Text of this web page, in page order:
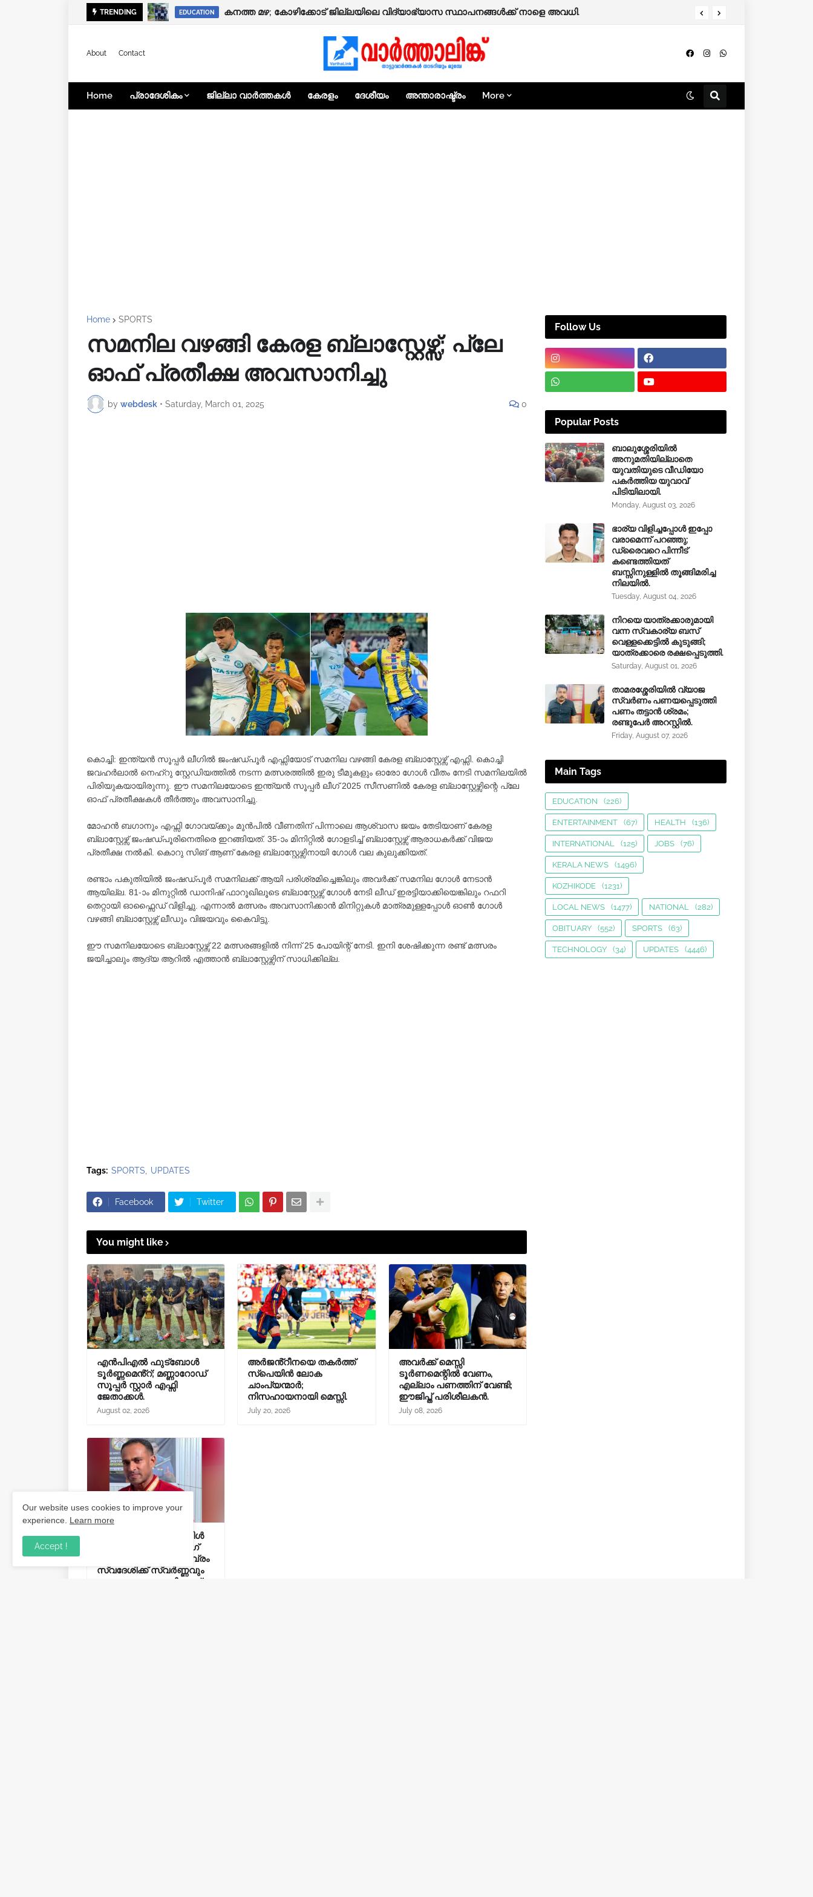
TRENDING EDUCATION കനത്ത മഴ; കോഴിക്കോട് ജില്ലയിലെ വിദ്യാഭ്യാസ സ്ഥാപനങ്ങൾക്ക് നാളെ അവധി.
About Contact
Home പ്രാദേശികം ജില്ലാ വാർത്തകൾ കേരളം ദേശീയം അന്താരാഷ്ട്രം More
Home SPORTS
സമനില വഴങ്ങി കേരള ബ്ലാസ്റ്റേഴ്സ്; പ്ലേ
ഓഫ് പ്രതീക്ഷ അവസാനിച്ചു
by webdesk • Saturday, March 01, 2025 0
കൊച്ചി: ഇന്ത്യൻ സൂപ്പർ‌ ലീ​ഗിൽ ജംഷഡ്പൂർ എഫ്സിയോട് സമനില വഴങ്ങി കേരള ബ്ലാസ്റ്റേഴ്സ് എഫ്സി. കൊച്ചി
ജവഹർലാൽ നെഹ്റു സ്റ്റേഡിയത്തിൽ നടന്ന മത്സരത്തിൽ ഇരു ടീമുകളും ഓരോ ഗോൾ വീതം നേടി സമനിലയിൽ
പിരിയുകയായിരുന്നു. ഈ സമനിലയോടെ ഇന്ത്യൻ സൂപ്പർ ലീഗ് 2025 സീസണിൽ കേരള ബ്ലാസ്റ്റേഴ്സിന്റെ പ്ലേ
ഓഫ് പ്രതീക്ഷകൾ തീർത്തും അവസാനിച്ചു.
മോഹൻ ബഗാനും എഫ്സി ഗോവയ്ക്കും മുൻപിൽ വീണതിന് പിന്നാലെ ആശ്വാസ ജയം തേടിയാണ് കേരള
ബ്ലാസ്റ്റേഴ്സ് ജംഷഡ്പൂരിനെതിരെ ഇറങ്ങിയത്. 35-ാം മിനിറ്റിൽ ഗോളടിച്ച് ബ്ലാസ്റ്റേഴ്സ് ആരാധകർക്ക് വിജയ
പ്രതീക്ഷ നൽകി. കൊറു സിങ് ആണ് കേരള ബ്ലാസ്റ്റേഴ്സിനായി ഗോൾ വല കുലുക്കിയത്.
രണ്ടാം പകുതിയിൽ ജംഷ‍ഡ്പൂ‌ർ സമനിലക്ക് ആയി പരിശ്രമിച്ചെങ്കിലും അവർക്ക് സമനില ഗോൾ നേടാൻ
ആയില്ല. 81-ാം മിനുറ്റിൽ ഡാനിഷ് ഫാറൂഖിലൂടെ ബ്ലാസ്റ്റേഴ്സ് ഗോൾ നേടി ലീഡ് ഇരട്ടിയാക്കിയെങ്കിലും റഫറി
തെറ്റായി ഓഫ്സൈഡ് വിളിച്ചു. എന്നാൽ മത്സരം അവസാനിക്കാൻ മിനിറ്റുകൾ മാത്രമുള്ളപ്പോൾ ഓൺ ഗോൾ
വഴങ്ങി ബ്ലാസ്റ്റേഴ്സ് ലീഡും വിജയവും കൈവിട്ടു.
ഈ സമനിലയോടെ ബ്ലാസ്റ്റേഴ്സ് 22 മത്സരങ്ങളിൽ നിന്ന് 25 പോയിന്റ് നേടി. ഇനി ശേഷിക്കുന്ന രണ്ട് മത്സരം
ജയിച്ചാലും ആദ്യ ആറിൽ എത്താൻ ബ്ലാസ്റ്റേഴ്സിന് സാധിക്കില്ല.
Tags: SPORTS UPDATES
Facebook Twitter
You might like
എൻപിഎൽ ഫുട്ബോൾ
ടൂർണ്ണമെൻ്റ്; മണ്ണാറോഡ്
സൂപ്പർ സ്റ്റാർ എഫ്സി
ജേതാക്കൾ.
August 02, 2026
അർജൻ്റീനയെ തകർത്ത്
സ്പെയിൻ ലോക
ചാംപ്യന്മാർ;
നിസഹായനായി മെസ്സി.
July 20, 2026
അവർക്ക് മെസ്സി
ടൂർണമെന്റിൽ വേണം,
എല്ലാം പണത്തിന് വേണ്ടി;
ഈജിപ്ത് പരിശീലകൻ.
July 08, 2026
58-ാമത് ജില്ലാ റൈഫിൾ
ആൻഡ് പിസ്റ്റൾ ഷൂട്ടിംഗ്
ചാമ്പ്യൻഷിപ്പ്: ആരാമ്പ്രം
സ്വദേശിക്ക് സ്വർണ്ണവും
സംസ്ഥാന തലത്തിലേക്ക്
Follow Us
Popular Posts
ബാലുശ്ശേരിയിൽ
അനുമതിയില്ലാതെ
യുവതിയുടെ വീഡിയോ
പകർത്തിയ യുവാവ്
പിടിയിലായി.
Monday, August 03, 2026
ഭാര്യ വിളിച്ചപ്പോള്‍ ഇപ്പോ
വരാമെന്ന് പറഞ്ഞു;
ഡ്രൈവറെ പിന്നീട്
കണ്ടെത്തിയത്
ബസ്സിനുള്ളില്‍ തൂങ്ങിമരിച്ച
നിലയിൽ.
Tuesday, August 04, 2026
നിറയെ യാത്രക്കാരുമായി
വന്ന സ്വകാര്യ ബസ്
വെള്ളക്കെട്ടിൽ കുടുങ്ങി;
യാത്രക്കാരെ രക്ഷപ്പെടുത്തി.
Saturday, August 01, 2026
താമരശ്ശേരിയിൽ വ്യാജ
സ്വർണം പണയപ്പെടുത്തി
പണം തട്ടാൻ ശ്രമം;
രണ്ടുപേർ അറസ്റ്റിൽ.
Friday, August 07, 2026
Main Tags
EDUCATION (226)
ENTERTAINMENT (67) HEALTH (136)
INTERNATIONAL (125) JOBS (76)
KERALA NEWS (1496)
KOZHIKODE (1231)
LOCAL NEWS (1477) NATIONAL (282)
OBITUARY (552) SPORTS (63)
TECHNOLOGY (34) UPDATES (4446)
Our website uses cookies to improve your
experience. Learn more
Accept !